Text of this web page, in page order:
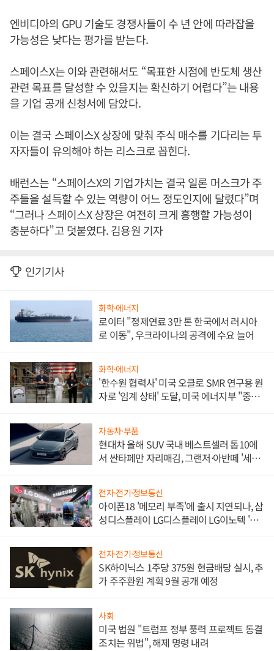
엔비디아의 GPU 기술도 경쟁사들이 수 년 안에 따라잡을
가능성은 낮다는 평가를 받는다.
스페이스X는 이와 관련해서도 “목표한 시점에 반도체 생산
관련 목표를 달성할 수 있을지는 확신하기 어렵다”는 내용
을 기업 공개 신청서에 담았다.
이는 결국 스페이스X 상장에 맞춰 주식 매수를 기다리는 투
자자들이 유의해야 하는 리스크로 꼽힌다.
배런스는 “스페이스X의 기업가치는 결국 일론 머스크가 주
주들을 설득할 수 있는 역량이 어느 정도인지에 달렸다”며
“그러나 스페이스X 상장은 여전히 크게 흥행할 가능성이
충분하다”고 덧붙였다. 김용원 기자
인기기사
화학·에너지
로이터 "정제연료 3만 톤 한국에서 러시아
로 이동", 우크라이나의 공격에 수요 늘어
화학·에너지
'한수원 협력사' 미국 오클로 SMR 연구용 원
자로 '임계 상태' 도달, 미국 에너지부 "중요
자동차·부품
현대차 올해 SUV 국내 베스트셀러 톱10에
서 싼타페만 자리매김, 그랜저·아반떼 '세단
전자·전기·정보통신
아이폰18 '메모리 부족'에 출시 지연되나, 삼
성디스플레이 LG디스플레이 LG이노텍 '탈
전자·전기·정보통신
SK하이닉스 1주당 375원 현금배당 실시, 추
가 주주환원 계획 9월 공개 예정
사회
미국 법원 "트럼프 정부 풍력 프로젝트 동결
조치는 위법", 해제 명령 내려